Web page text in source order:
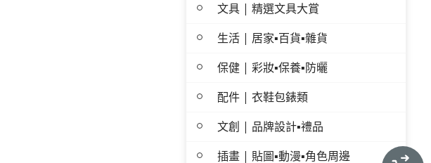
文具 | 精選文具大賞
生活 | 居家▪百貨▪雜貨
保健 | 彩妝▪保養▪防曬
配件 | 衣鞋包錶類
文創 | 品牌設計▪禮品
插畫 | 貼圖▪動漫▪角色周邊